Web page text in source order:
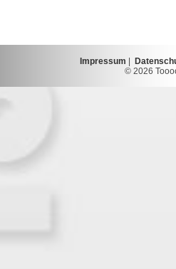
Impressum
© 2026